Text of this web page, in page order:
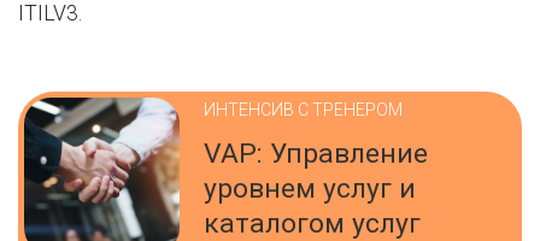
ITILV3.
ИНТЕНСИВ С ТРЕНЕРОМ
VAP: Управление
уровнем услуг и
каталогом услуг